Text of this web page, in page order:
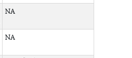
NA
NA